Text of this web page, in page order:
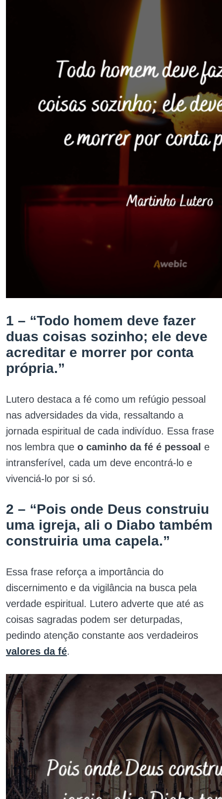
1 – “Todo homem deve fazer
duas coisas sozinho; ele deve
acreditar e morrer por conta
própria.”
Lutero destaca a fé como um refúgio pessoal
nas adversidades da vida, ressaltando a
jornada espiritual de cada indivíduo. Essa frase
nos lembra que o caminho da fé é pessoal e
intransferível, cada um deve encontrá-lo e
vivenciá-lo por si só.
2 – “Pois onde Deus construiu
uma igreja, ali o Diabo também
construiria uma capela.”
Essa frase reforça a importância do
discernimento e da vigilância na busca pela
verdade espiritual. Lutero adverte que até as
coisas sagradas podem ser deturpadas,
pedindo atenção constante aos verdadeiros
valores da fé.